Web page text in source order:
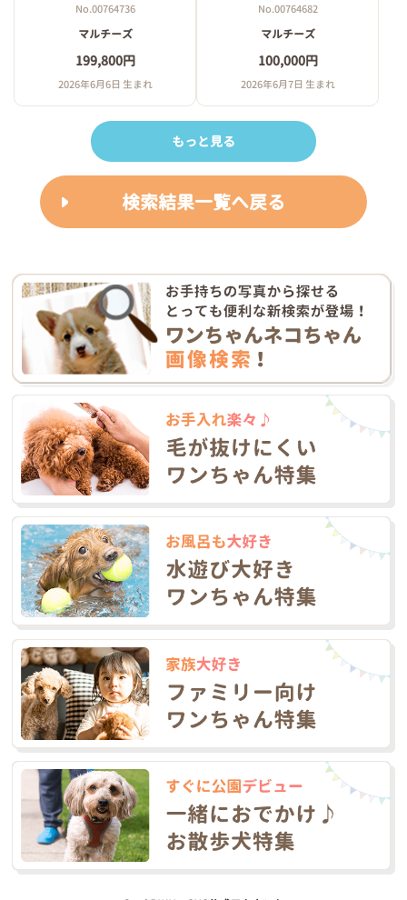
No.00764736
マルチーズ
199,800円
2026年6月6日 生まれ
No.00764682
マルチーズ
100,000円
2026年6月7日 生まれ
もっと見る
検索結果一覧へ戻る